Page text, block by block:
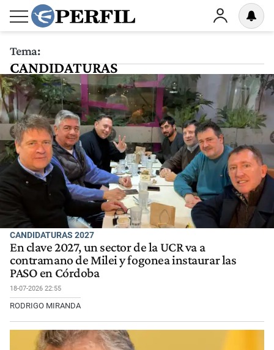
Tema:
CANDIDATURAS
CANDIDATURAS 2027
En clave 2027, un sector de la UCR va a
contramano de Milei y fogonea instaurar las
PASO en Córdoba
18-07-2026 22:55
RODRIGO MIRANDA